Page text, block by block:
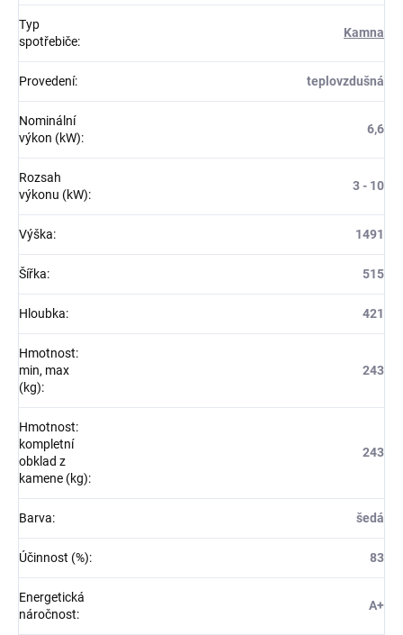
Typ
spotřebiče:
Kamna
Provedení: teplovzdušná
Nominální
výkon (kW):
6,6
Rozsah
výkonu (kW):
3 - 10
Výška: 1491
Šířka: 515
Hloubka: 421
Hmotnost:
min, max
(kg):
243
Hmotnost:
kompletní
obklad z
kamene (kg):
243
Barva: šedá
Účinnost (%): 83
Energetická
náročnost:
A+